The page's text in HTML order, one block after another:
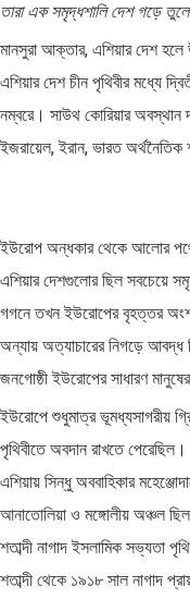
তারা এক সমৃদ্ধশালি দেশ গড়ে
মানসুরা আক্তার, এশিয়ার দেশ
এশিয়ার দেশ চীন পৃথিবীর মধ্যে
নম্বরে। সাউথ কোরিয়ার অবস্থান
ইজরায়েল, ইরান, ভারত
ইউরোপ অন্ধকার থেকে আলোর
এশিয়ার দেশগুলোর ছিল সবচেয়ে
গগনে তখন ইউরোপের বৃহত্তর অংশ
অন্যায় অত্যাচারের নিগড়ে আবদ্ধ
জনগোষ্ঠী ইউরোপের সাধারণ
ইউরোপে শুধুমাত্র ভূমধ্যসাগরীয়
পৃথিবীতে অবদান রাখতে
এশিয়ায় সিন্ধু অববাহিকার
আনাতোলিয়া ও মঙ্গোলীয় অঞ্চল
শতাব্দী নাগাদ ইসলামিক সভ্যতা
শতাব্দী থেকে ১৯১৮ সাল নাগাদ